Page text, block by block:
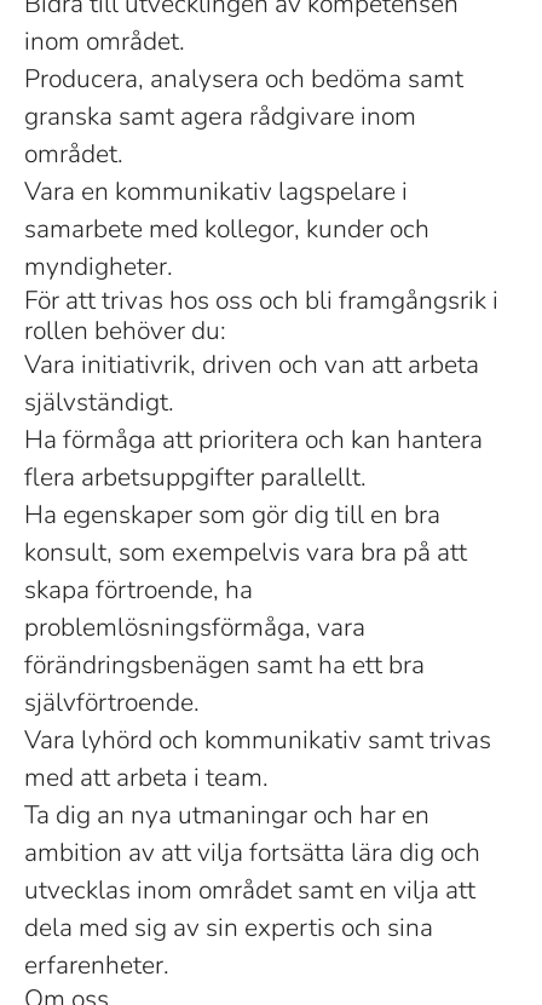
inom området.
Producera, analysera och bedöma samt
granska samt agera rådgivare inom
området.
Vara en kommunikativ lagspelare i
samarbete med kollegor, kunder och
myndigheter.
För att trivas hos oss och bli framgångsrik i
rollen behöver du:
Vara initiativrik, driven och van att arbeta
självständigt.
Ha förmåga att prioritera och kan hantera
flera arbetsuppgifter parallellt.
Ha egenskaper som gör dig till en bra
konsult, som exempelvis vara bra på att
skapa förtroende, ha
problemlösningsförmåga, vara
förändringsbenägen samt ha ett bra
självförtroende.
Vara lyhörd och kommunikativ samt trivas
med att arbeta i team.
Ta dig an nya utmaningar och har en
ambition av att vilja fortsätta lära dig och
utvecklas inom området samt en vilja att
dela med sig av sin expertis och sina
erfarenheter.